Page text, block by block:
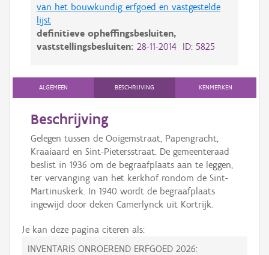
van het bouwkundig erfgoed en vastgestelde
lijst
definitieve opheffingsbesluiten,
vaststellingsbesluiten: 28-11-2014 ID: 5825
ALGEMEEN BESCHRIJVING KENMERKEN
Beschrijving
Gelegen tussen de Ooigemstraat, Papengracht,
Kraaiaard en Sint-Pietersstraat. De gemeenteraad
beslist in 1936 om de begraafplaats aan te leggen,
ter vervanging van het kerkhof rondom de Sint-
Martinuskerk. In 1940 wordt de begraafplaats
ingewijd door deken Camerlynck uit Kortrijk.
Je kan deze pagina citeren als:
INVENTARIS ONROEREND ERFGOED 2026: